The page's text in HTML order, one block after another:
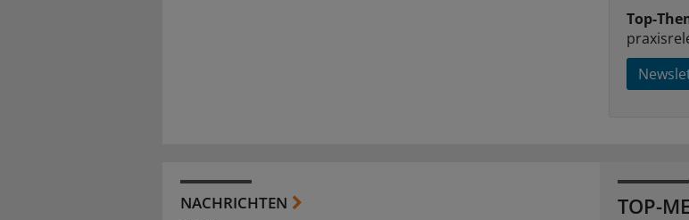
Top-
NACHRICHTEN TOP-